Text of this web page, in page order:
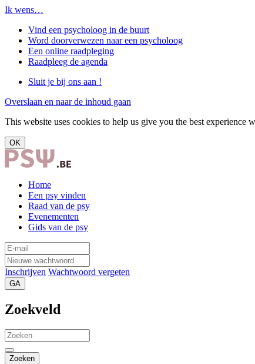
Ik wens…
Vind een psycholoog in de buurt
Word doorverwezen naar een psycholoog
Een online raadpleging
Raadpleeg de agenda
Sluit je bij ons aan !
Overslaan en naar de inhoud gaan
This website uses cookies to help us give you the best
OK
Home
Een psy vinden
Raad van de psy
Evenementen
Gids van de psy
Inschrijven Wachtwoord vergeten
GA
Zoekveld
Zoeken